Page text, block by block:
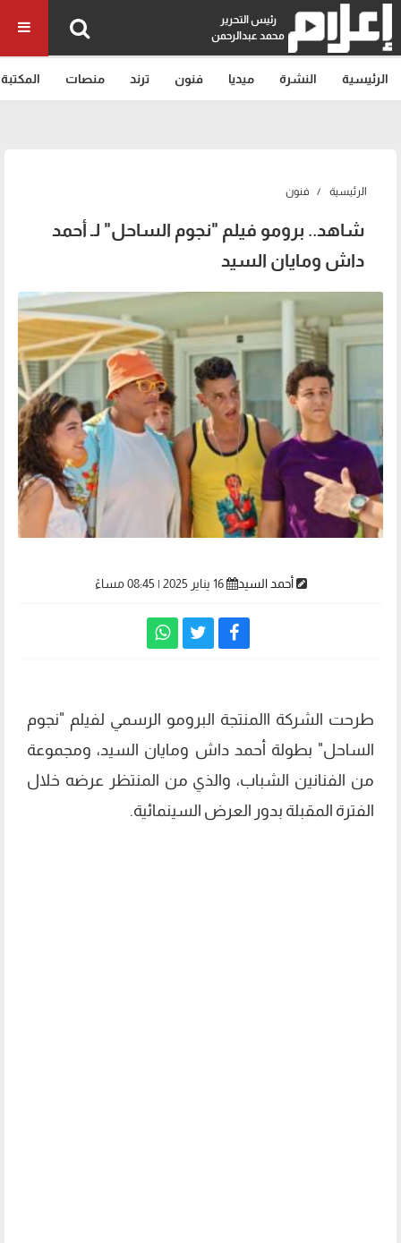
رئيس التحرير
محمد عبدالرحمن
الرئيسية النشرة ميديا فنون ترند منصات المكتبة
الرئيسية فنون
شاهد.. برومو فيلم "نجوم الساحل" لـ أحمد
داش ومايان السيد
أحمد السيد 16 يناير 2025 | 08:45 مساءً
طرحت الشركة االمنتجة البرومو الرسمي لفيلم "نجوم
الساحل" بطولة أحمد داش ومايان السيد، ومجموعة
من الفنانين الشباب، والذي من المنتظر عرضه خلال
الفترة المقبلة بدور العرض السينمائية.